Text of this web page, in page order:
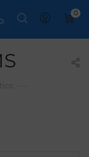
0